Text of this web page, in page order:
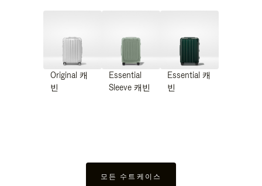
Original 캐
빈
Essential
Sleeve 캐빈
Essential 캐
빈
모든 수트케이스